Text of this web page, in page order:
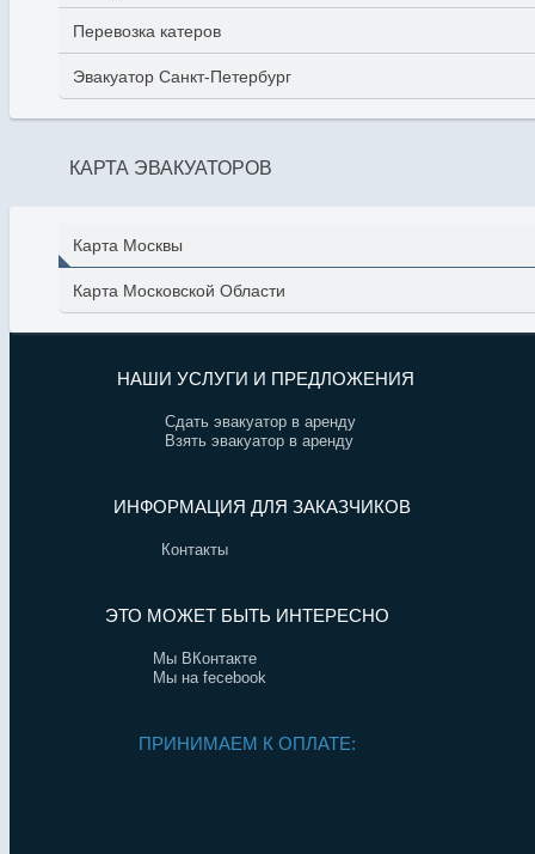
Перевозка катеров
Эвакуатор Санкт-Петербург
КАРТА ЭВАКУАТОРОВ
Карта Москвы
Карта Московской Области
НАШИ УСЛУГИ И ПРЕДЛОЖЕНИЯ
Сдать эвакуатор в аренду
Взять эвакуатор в аренду
ИНФОРМАЦИЯ ДЛЯ ЗАКАЗЧИКОВ
Контакты
ЭТО МОЖЕТ БЫТЬ ИНТЕРЕСНО
Мы ВКонтакте
Мы на fecebook
ПРИНИМАЕМ К ОПЛАТЕ: